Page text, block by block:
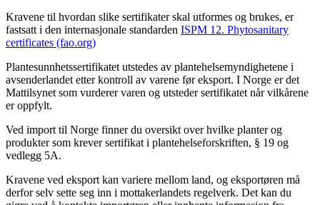
Kravene til hvordan slike sertifikater skal utformes og brukes, er
fastsatt i den internasjonale standarden ISPM 12. Phytosanitary
certificates (fao.org)
Plantesunnhetssertifikatet utstedes av plantehelsemyndighetene i
avsenderlandet etter kontroll av varene før eksport. I Norge er det
Mattilsynet som vurderer varen og utsteder sertifikatet når vilkårene
er oppfylt.
Ved import til Norge finner du oversikt over hvilke planter og
produkter som krever sertifikat i plantehelseforskriften, § 19 og
vedlegg 5A.
Kravene ved eksport kan variere mellom land, og eksportøren må
derfor selv sette seg inn i mottakerlandets regelverk. Det kan du